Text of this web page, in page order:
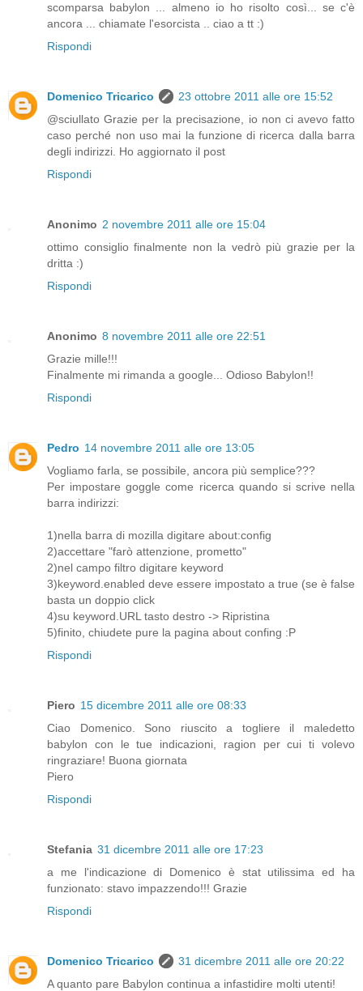
scomparsa babylon ... almeno io ho risolto così... se c'è
ancora ... chiamate l'esorcista .. ciao a tt :)
Rispondi
Domenico Tricarico
23 ottobre 2011 alle ore 15:52
@sciullato Grazie per la precisazione, io non ci avevo fatto
caso perché non uso mai la funzione di ricerca dalla barra
degli indirizzi. Ho aggiornato il post
Rispondi
Anonimo 2 novembre 2011 alle ore 15:04
ottimo consiglio finalmente non la vedrò più grazie per la
dritta :)
Rispondi
Anonimo 8 novembre 2011 alle ore 22:51
Grazie mille!!!
Finalmente mi rimanda a google... Odioso Babylon!!
Rispondi
Pedro 14 novembre 2011 alle ore 13:05
Vogliamo farla, se possibile, ancora più semplice???
Per impostare goggle come ricerca quando si scrive nella
barra indirizzi:
1)nella barra di mozilla digitare about:config
2)accettare "farò attenzione, prometto"
2)nel campo filtro digitare keyword
3)keyword.enabled deve essere impostato a true (se è false
basta un doppio click
4)su keyword.URL tasto destro -> Ripristina
5)finito, chiudete pure la pagina about confing :P
Rispondi
Piero 15 dicembre 2011 alle ore 08:33
Ciao Domenico. Sono riuscito a togliere il maledetto
babylon con le tue indicazioni, ragion per cui ti volevo
ringraziare! Buona giornata
Piero
Rispondi
Stefania 31 dicembre 2011 alle ore 17:23
a me l'indicazione di Domenico è stat utilissima ed ha
funzionato: stavo impazzendo!!! Grazie
Rispondi
Domenico Tricarico
31 dicembre 2011 alle ore 20:22
A quanto pare Babylon continua a infastidire molti utenti!